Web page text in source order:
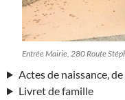
Entrée Mairie, 280 Route
Actes de naissance,
Livret de famille